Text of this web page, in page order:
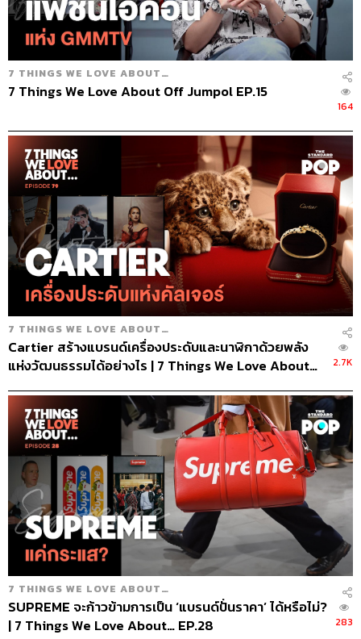
7 THINGS WE LOVE ABOUT…
7 Things We Love About Off Jumpol EP.15
164
7 THINGS WE LOVE ABOUT…
Cartier สร้างแบรนด์เครื่องประดับและนาฬิกาด้วยพลัง
แห่งวัฒนธรรมได้อย่างไร | 7 Things We Love About…
2.7K
7 THINGS WE LOVE ABOUT…
SUPREME จะก้าวข้ามการเป็น ‘แบรนด์ปั่นราคา’ ได้หรือไม่?
| 7 Things We Love About… EP.28
283